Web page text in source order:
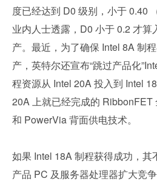
度已经达到 D0 级别，小于 0.40
业内人士透露，D0 小于 0.2 才算
产。最近，为了确保 Intel 8A 制
产，英特尔还宣布“跳过产品化
程资源从 Intel 20A 投入到 Intel
20A 上就已经完成的 RibbonFET
和 PowerVia 背面供电技术。
如果 Intel 18A 制程获得成功，其
产品 PC 及服务器处理器扩大竞